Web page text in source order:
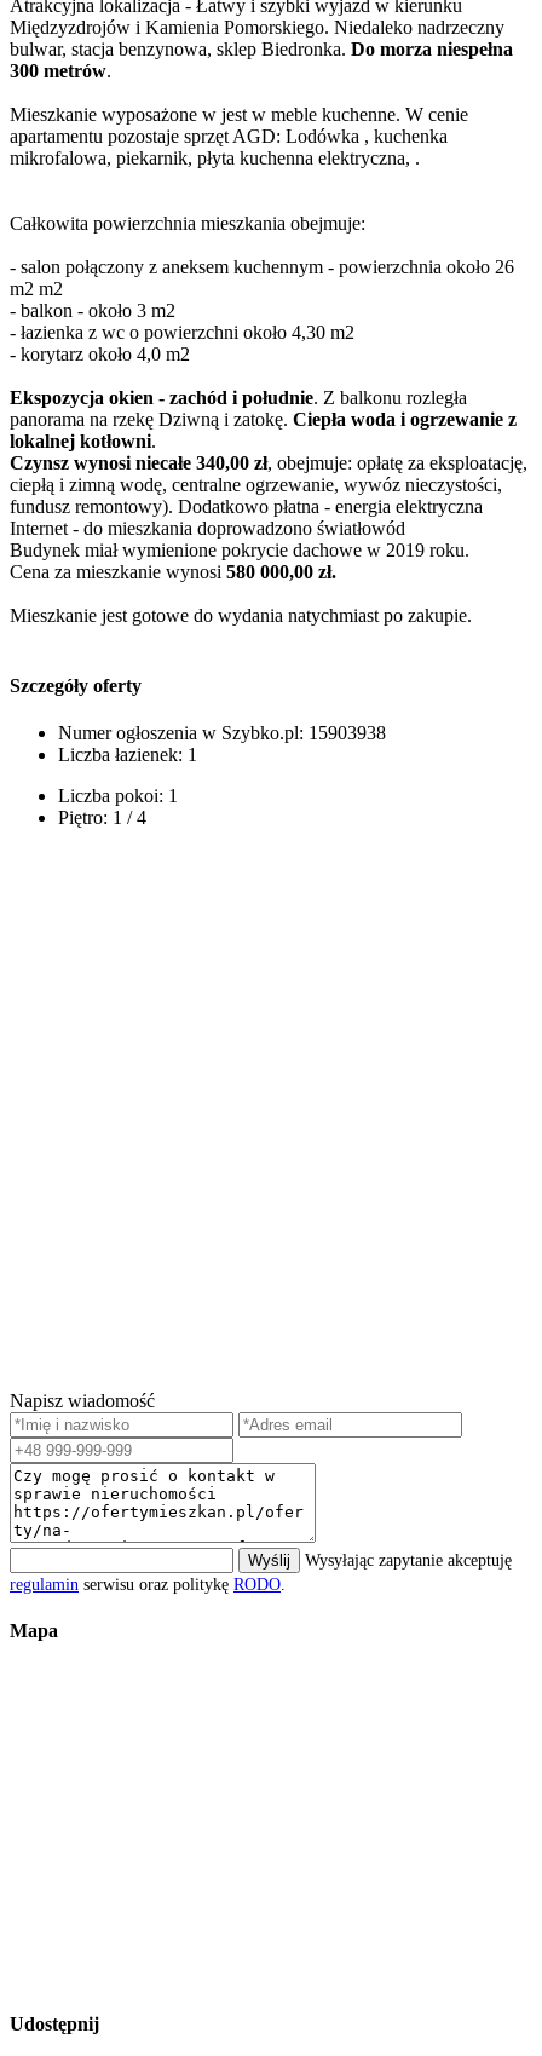
Atrakcyjna lokalizacja - Łatwy i szybki wyjazd w kierunku
Międzyzdrojów i Kamienia Pomorskiego. Niedaleko nadrzeczny
bulwar, stacja benzynowa, sklep Biedronka. Do morza niespełna
300 metrów.
Mieszkanie wyposażone w jest w meble kuchenne. W cenie
apartamentu pozostaje sprzęt AGD: Lodówka , kuchenka
mikrofalowa, piekarnik, płyta kuchenna elektryczna, .
Całkowita powierzchnia mieszkania obejmuje:
- salon połączony z aneksem kuchennym - powierzchnia około 26
m2 m2
- balkon - około 3 m2
- łazienka z wc o powierzchni około 4,30 m2
- korytarz około 4,0 m2
Ekspozycja okien - zachód i południe. Z balkonu rozległa
panorama na rzekę Dziwną i zatokę. Ciepła woda i ogrzewanie z
lokalnej kotłowni.
Czynsz wynosi niecałe 340,00 zł, obejmuje: opłatę za eksploatację,
ciepłą i zimną wodę, centralne ogrzewanie, wywóz nieczystości,
fundusz remontowy). Dodatkowo płatna - energia elektryczna
Internet - do mieszkania doprowadzono światłowód
Budynek miał wymienione pokrycie dachowe w 2019 roku.
Cena za mieszkanie wynosi 580 000,00 zł.
Mieszkanie jest gotowe do wydania natychmiast po zakupie.
Szczegóły oferty
Numer ogłoszenia w Szybko.pl: 15903938
Liczba łazienek: 1
Liczba pokoi: 1
Piętro: 1 / 4
Napisz wiadomość
Wyślij
Wysyłając zapytanie akceptuję
regulamin serwisu oraz politykę RODO
Mapa
Udostępnij